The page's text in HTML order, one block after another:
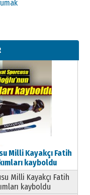
Milli Kayakçı Fatih
kayboldu
Milli Kayakçı Fatih
kayboldu